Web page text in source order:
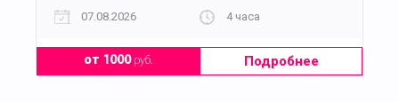
07.08.2026
4 часа
от 1000руб. Подробнее